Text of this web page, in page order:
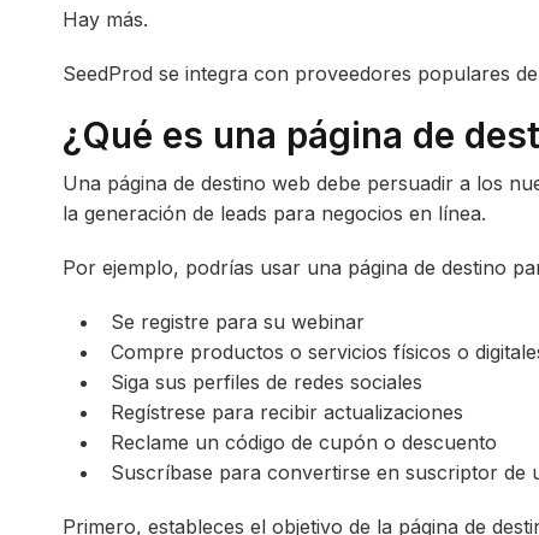
Hay más.
SeedProd se integra con proveedores populares
¿Qué es una página de
Una página de destino web debe persuadir a los
la generación de leads para negocios en línea.
Por ejemplo, podrías usar una página de destino
Se registre para su webinar
Compre productos o servicios físicos o
Siga sus perfiles de redes sociales
Regístrese para recibir actualizaciones
Reclame un código de cupón o descuento
Suscríbase para convertirse en suscriptor de
Primero, estableces el objetivo de la página de